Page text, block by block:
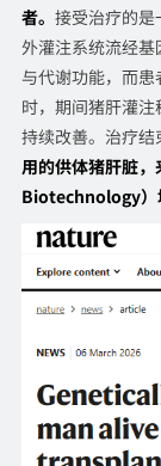
者。 接受治疗的
外灌注系统流经
与代谢功能，而
时，期间猪肝灌
持续改善。治疗结
用的供体猪肝脏
Biotechnology）